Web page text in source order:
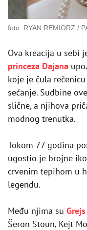
foto: RYAN REMIORZ /
Ova kreacija u sebi
princeza Dajana
koje je čula
sećanje. Sudbine
slične, a njihova
modnog trenutka.
Tokom 77 godina
ugostio je brojne
crvenim tepihom u
legendu.
Među njima su
Šeron Stoun, Kejt